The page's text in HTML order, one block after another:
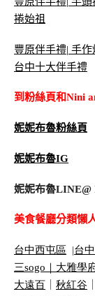
捲始祖
豐原伴手禮| 手
台中十大伴手禮
到粉絲頁和Nini
妮妮布魯粉絲頁
妮妮布魯IG
妮妮布魯LINE@
美食餐廳分類懶
台中西屯區 |台
三sogo 大雅學
大遠百
秋紅谷